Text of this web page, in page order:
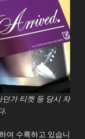
가 티켓 등 당시 자
.
여 수록하고 있습니